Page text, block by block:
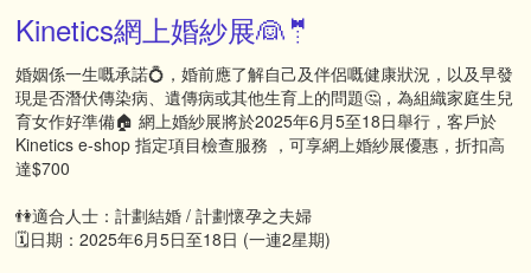
Kinetics網上婚紗展👰🤵
婚姻係一生嘅承諾💍，婚前應了解自己及伴侶嘅健康狀況，以及早發
現是否潛伏傳染病、遺傳病或其他生育上的問題🤔，為組織家庭生兒
育女作好準備🏠 網上婚紗展將於2025年6月5至18日舉行，客戶於
Kinetics e-shop 指定項目檢查服務 ，可享網上婚紗展優惠，折扣高
達$700
👫適合人士：計劃結婚 / 計劃懷孕之夫婦
🗓日期：2025年6月5日至18日 (一連2星期)